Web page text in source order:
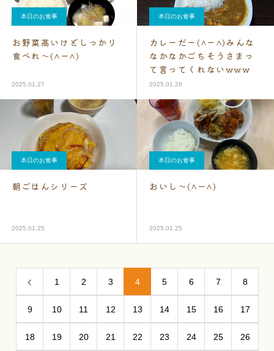
本日のお食事
お野菜高いけどしっかり
食べれ～(^ー^)
2025.01.27
本日のお食事
カレーだー(^ー^)みんな
なかなかごちそうさまっ
て言ってくれないwww
2025.01.26
本日のお食事
朝ごはんシリーズ
2025.01.25
本日のお食事
おいし～(^ー^)
2025.01.25
1 2 3 4 5 6 7 8
9 10 11 12 13 14 15 16 17
18 19 20 21 22 23 24 25 26